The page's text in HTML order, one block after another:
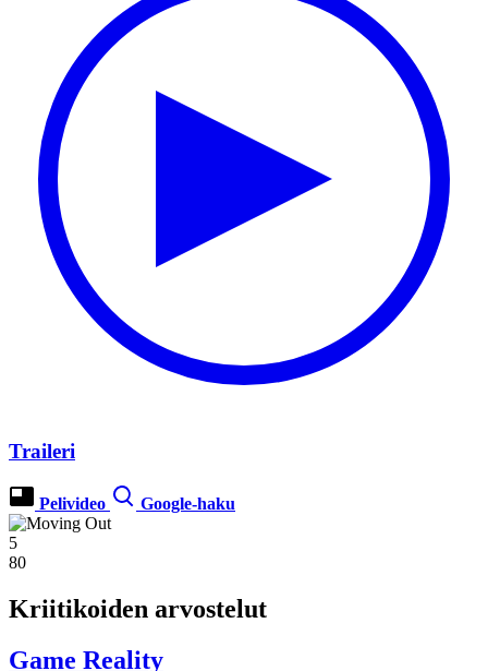
Traileri
Pelivideo Google-haku
5
80
Kriitikoiden arvostelut
Game Reality